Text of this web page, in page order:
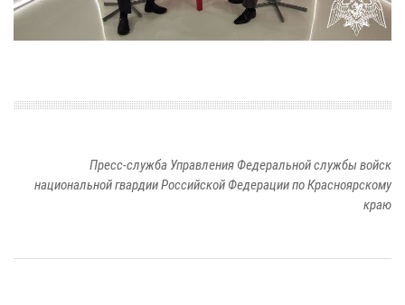
Пресс-служба Управления Федеральной службы войск
национальной гвардии Российской Федерации по Красноярскому
краю